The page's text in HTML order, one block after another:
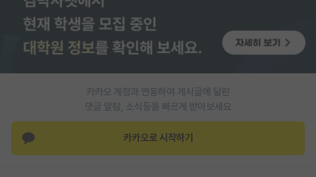
카카오 계정과 연동하여 게시글에 달린
댓글 알람, 소식등을 빠르게 받아보세요
카카오로 시작하기